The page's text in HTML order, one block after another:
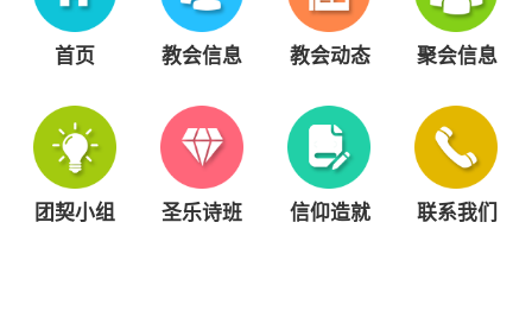
首页 教会信息 教会动态 聚会信息
团契小组 圣乐诗班 信仰造就 联系我们